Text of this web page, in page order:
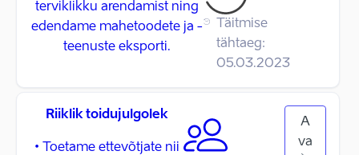
terviklikku arendamist ning
edendame mahetoodete ja -
teenuste eksporti.
Täitmise
tähtaeg:
05.03.2023
Riiklik toidujulgolek
• Toetame ettevõtjate nii
A
va